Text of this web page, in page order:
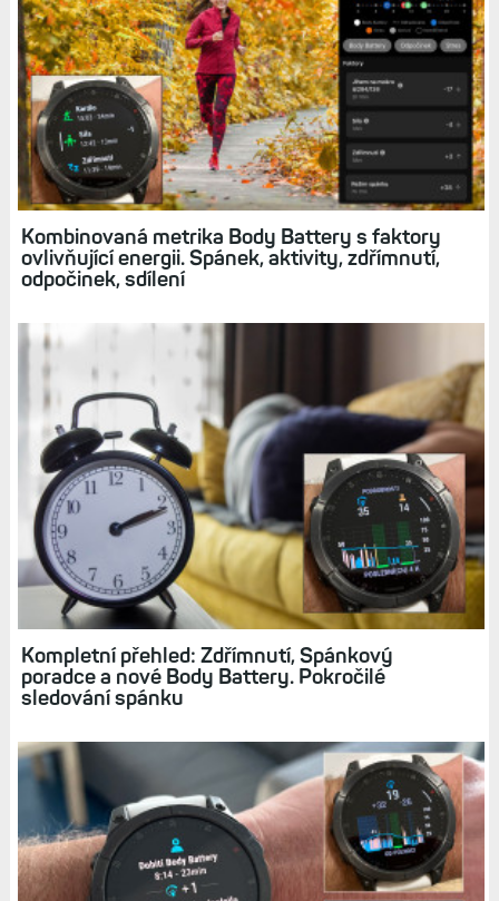
Body Battery: Jaký je stav nabití vašeho těla
energií?
Kombinovaná metrika Body Battery s faktory
ovlivňující energii. Spánek, aktivity, zdřímnutí,
odpočinek, sdílení